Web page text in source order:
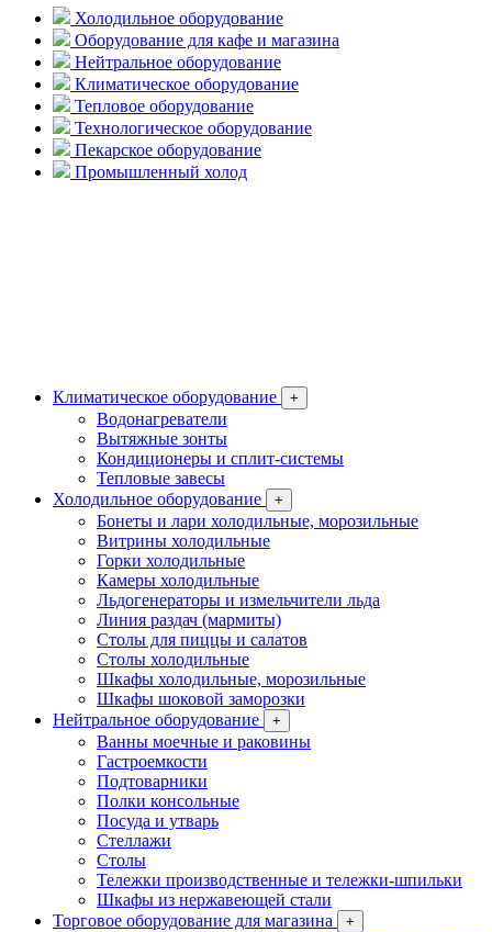
Холодильное оборудование
Оборудование для кафе и магазина
Нейтральное оборудование
Климатическое оборудование
Тепловое оборудование
Технологическое оборудование
Пекарское оборудование
Промышленный холод
Климатическое оборудование +
Водонагреватели
Вытяжные зонты
Кондиционеры и сплит-системы
Тепловые завесы
Холодильное оборудование
+
Бонеты и лари холодильные, морозильные
Витрины холодильные
Горки холодильные
Камеры холодильные
Льдогенераторы и измельчители льда
Линия раздач (мармиты)
Столы для пиццы и салатов
Столы холодильные
Шкафы холодильные, морозильные
Шкафы шоковой заморозки
Нейтральное оборудование
+
Ванны моечные и раковины
Гастроемкости
Подтоварники
Полки консольные
Посуда и утварь
Стеллажи
Столы
Тележки производственные и тележки-шпильки
Шкафы из нержавеющей стали
Торговое оборудование для магазина
+